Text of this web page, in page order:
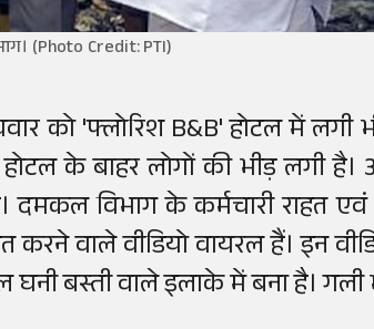
(Photo Credit: PTI)
को 'फ्लोरिश B&B' होटल में
होटल के बाहर लोगों की भीड़ लगी
विभाग के कर्मचारी राहत एवं
करने वाले वीडियो वायरल हैं। इन
बस्ती वाले इलाके में बना है। गली